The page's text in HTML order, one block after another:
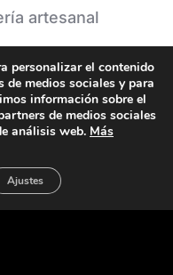
artesanal
personalizar el contenido
de medios sociales y para
información sobre el
de medios sociales
análisis web. Más
Ajustes